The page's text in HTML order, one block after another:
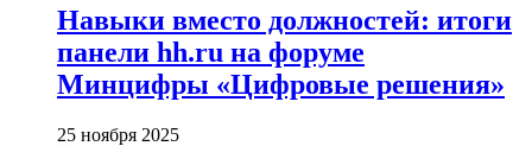
Навыки вместо должностей: итоги
панели hh.ru на форуме
Минцифры «Цифровые решения»
25 ноября 2025